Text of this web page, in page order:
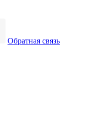
Обратная связь